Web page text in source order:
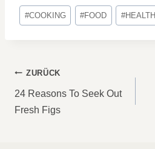
Schlagworte:
#COOKING #FOOD #
ZURÜCK
24 Reasons To Seek Out
Fresh Figs